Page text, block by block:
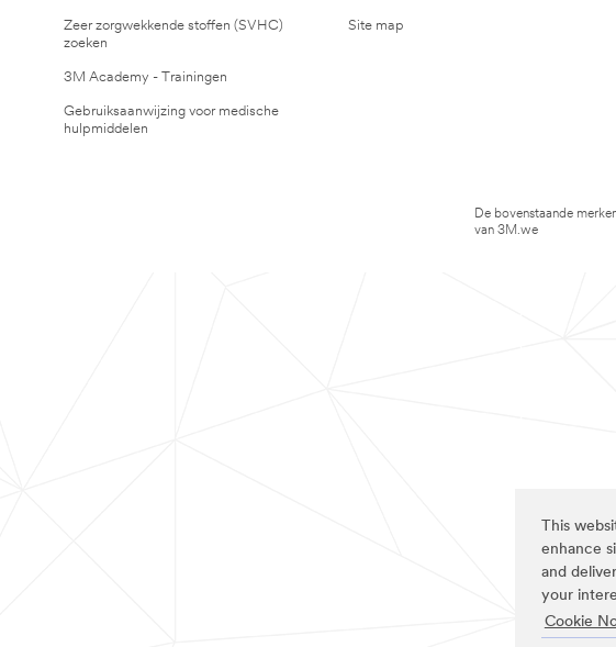
This
enhance
and
your
Cookie
Zeer zorgwekkende stoffen (SVHC)
zoeken
3M Academy - Trainingen
Gebruiksaanwijzing voor medische
hulpmiddelen
Site map
De bovenstaande
van 3M.we